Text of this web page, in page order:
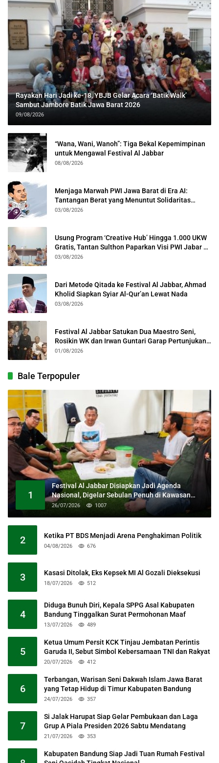
Rayakan Hari Jadi ke-18, YBJB Gelar Acara ‘Batik Walk’
Sambut Jambore Batik Jawa Barat 2026
09/08/2026
“Wana, Wani, Wanoh”: Tiga Bekal Kepemimpinan
untuk Mengawal Festival Al Jabbar
08/08/2026
Menjaga Marwah PWI Jawa Barat di Era AI:
Tantangan Berat yang Menuntut Solidaritas
Lintas Generasi
03/08/2026
Usung Program ‘Creative Hub’ Hingga 1.000 UKW
Gratis, Tantan Sulthon Paparkan Visi PWI Jabar di
Kota Bogor
03/08/2026
Dari Metode Qitada ke Festival Al Jabbar, Ahmad
Kholid Siapkan Syiar Al-Qur’an Lewat Nada
03/08/2026
Festival Al Jabbar Satukan Dua Maestro Seni,
Rosikin WK dan Irwan Guntari Garap Pertunjukan
Kolosal
01/08/2026
Bale Terpopuler
1
Festival Al Jabbar Disiapkan Jadi Agenda
Nasional, Digelar Sebulan Penuh di Kawasan
Masjid Raya Al Jabbar
26/07/2026 1007
2 Ketika PT BDS Menjadi Arena Penghakiman Politik
04/08/2026 676
3 Kasasi Ditolak, Eks Kepsek MI Al Gozali Dieksekusi
18/07/2026 512
4
Diduga Bunuh Diri, Kepala SPPG Asal Kabupaten
Bandung Tinggalkan Surat Permohonan Maaf
13/07/2026 489
5
Ketua Umum Persit KCK Tinjau Jembatan Perintis
Garuda II, Sebut Simbol Kebersamaan TNI dan Rakyat
20/07/2026 412
6
Terbangan, Warisan Seni Dakwah Islam Jawa Barat
yang Tetap Hidup di Timur Kabupaten Bandung
24/07/2026 357
7
Si Jalak Harupat Siap Gelar Pembukaan dan Laga
Grup A Piala Presiden 2026 Sabtu Mendatang
21/07/2026 353
Kabupaten Bandung Siap Jadi Tuan Rumah Festival